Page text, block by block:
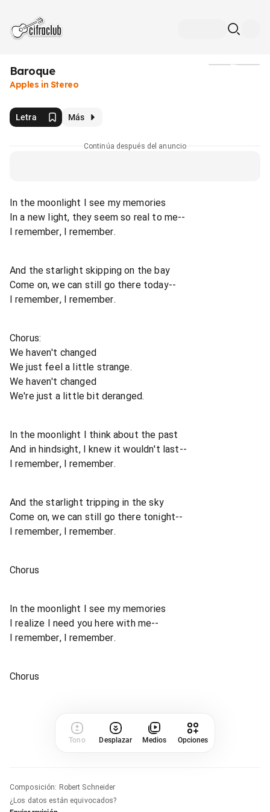
Baroque
Apples in Stereo
Letra Más
Continúa después del anuncio
In the moonlight I see my memories
In a new light, they seem so real to me--
I remember, I remember.
And the starlight skipping on the bay
Come on, we can still go there today--
I remember, I remember.
Chorus:
We haven't changed
We just feel a little strange.
We haven't changed
We're just a little bit deranged.
In the moonlight I think about the past
And in hindsight, I knew it wouldn't last--
I remember, I remember.
And the starlight tripping in the sky
Come on, we can still go there tonight--
I remember, I remember.
Chorus
In the moonlight I see my memories
I realize I need you here with me--
I remember, I remember.
Chorus
Tono Desplazar Medios Opciones
Composición: Robert Schneider
¿Los datos están equivocados?